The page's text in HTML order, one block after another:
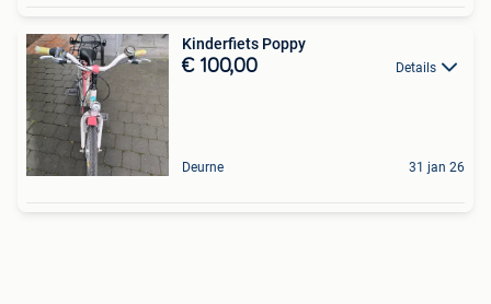
Kinderfiets Poppy
€ 100,00 Details
Deurne 31 jan 26